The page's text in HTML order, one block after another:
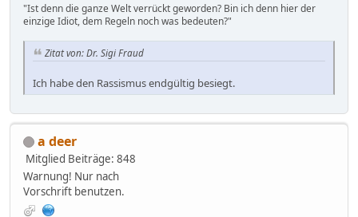
"Ist denn die ganze Welt verrückt geworden? Bin ich denn hier der
einzige Idiot, dem Regeln noch was bedeuten?"
Zitat von: Dr. Sigi Fraud
Ich habe den Rassismus endgültig besiegt.
a deer
Mitglied Beiträge: 848
Warnung! Nur nach
Vorschrift benutzen.